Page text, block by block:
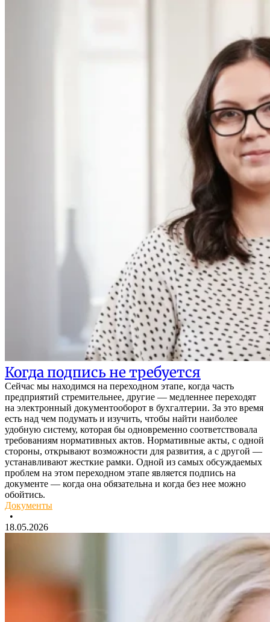
Когда подпись не требуется
Сейчас мы находимся на переходном этапе, когда часть
предприятий стремительнее, другие — медленнее переходят
на электронный документооборот в бухгалтерии. За это время
есть над чем подумать и изучить, чтобы найти наиболее
удобную систему, которая бы одновременно соответствовала
требованиям нормативных актов. Нормативные акты, с одной
стороны, открывают возможности для развития, а с другой —
устанавливают жесткие рамки. Одной из самых обсуждаемых
проблем на этом переходном этапе является подпись на
документе — когда она обязательна и когда без нее можно
обойтись.
Документы
•
18.05.2026